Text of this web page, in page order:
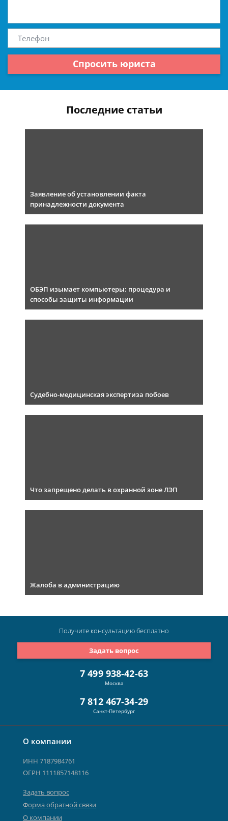
Спросить юриста
Последние статьи
Заявление об установлении факта
принадлежности документа
ОБЭП изымает компьютеры: процедура и
способы защиты информации
Судебно-медицинская экспертиза побоев
Что запрещено делать в охранной зоне ЛЭП
Жалоба в администрацию
О компании
ИНН 7187984761
ОГРН 1111857148116
Задать вопрос
Форма обратной связи
О компании
7 499 938-42-63
Москва
7 812 467-34-29
Санкт-Петербург
Задать вопрос
Получите консультациюбесплатно